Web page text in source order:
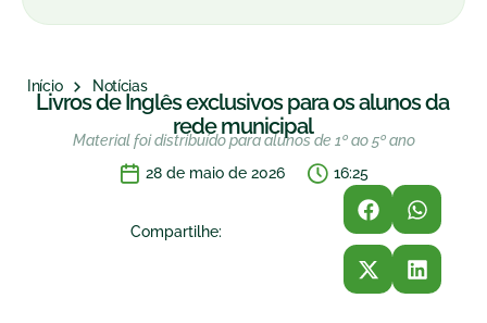
Início Notícias
Livros de Inglês exclusivos para os alunos da
rede municipal
Material foi distribuído para alunos de 1º ao 5º ano
28 de maio de 2026
16:25
Compartilhe: